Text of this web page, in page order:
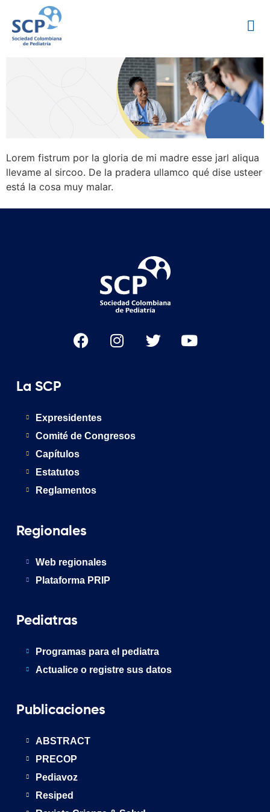
Lorem fistrum por la gloria de mi madre esse jarl aliqua
llevame al sircoo. De la pradera ullamco qué dise usteer
está la cosa muy malar.
La SCP
Expresidentes
Comité de Congresos
Capítulos
Estatutos
Reglamentos
Regionales
Web regionales
Plataforma PRIP
Pediatras
Programas para el pediatra
Actualice o registre sus datos
Publicaciones
ABSTRACT
PRECOP
Pediavoz
Resiped